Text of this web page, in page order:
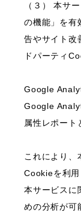
（３） 本サ
の機能」を有
告やサイト
ドパーティ
Google
Google
属性レポート
これにより
Cookieを利用
本サービスに
めの分析が可